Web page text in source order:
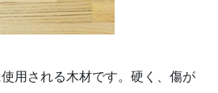
用される木材です。硬く、傷が